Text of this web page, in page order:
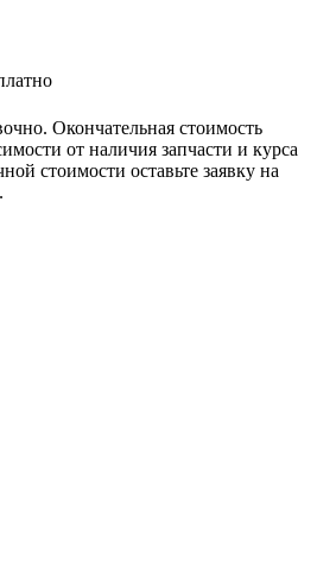
Окончательная стоимость
от наличия запчасти и курса
стоимости оставьте заявку на